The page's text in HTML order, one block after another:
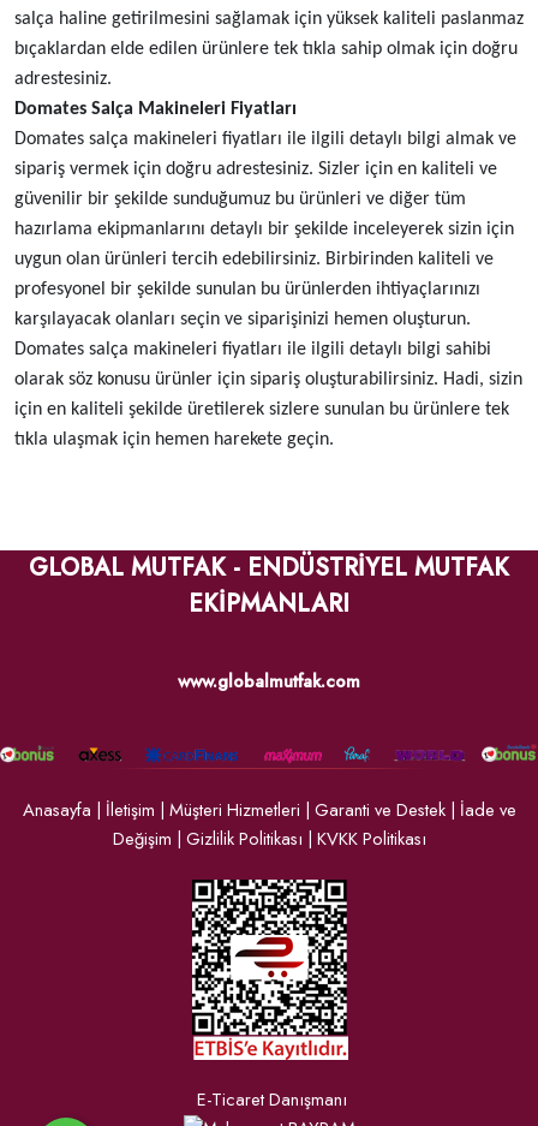
salça haline getirilmesini sağlamak için yüksek kaliteli paslanmaz
bıçaklardan elde edilen ürünlere tek tıkla sahip olmak için doğru
adrestesiniz.
Domates Salça Makineleri Fiyatları
Domates salça makineleri fiyatları ile ilgili detaylı bilgi almak ve
sipariş vermek için doğru adrestesiniz. Sizler için en kaliteli ve
güvenilir bir şekilde sunduğumuz bu ürünleri ve diğer tüm
hazırlama ekipmanlarını detaylı bir şekilde inceleyerek sizin için
uygun olan ürünleri tercih edebilirsiniz. Birbirinden kaliteli ve
profesyonel bir şekilde sunulan bu ürünlerden ihtiyaçlarınızı
karşılayacak olanları seçin ve siparişinizi hemen oluşturun.
Domates salça makineleri fiyatları ile ilgili detaylı bilgi sahibi
olarak söz konusu ürünler için sipariş oluşturabilirsiniz. Hadi, sizin
için en kaliteli şekilde üretilerek sizlere sunulan bu ürünlere tek
tıkla ulaşmak için hemen harekete geçin.
GLOBAL MUTFAK - ENDÜSTRİYEL MUTFAK
EKİPMANLARI
www.globalmutfak.com
Anasayfa | İletişim | Müşteri Hizmetleri | Garanti ve Destek| İade ve
Değişim | Gizlilik Politikası | KVKK Politikası
E-Ticaret Danışmanı